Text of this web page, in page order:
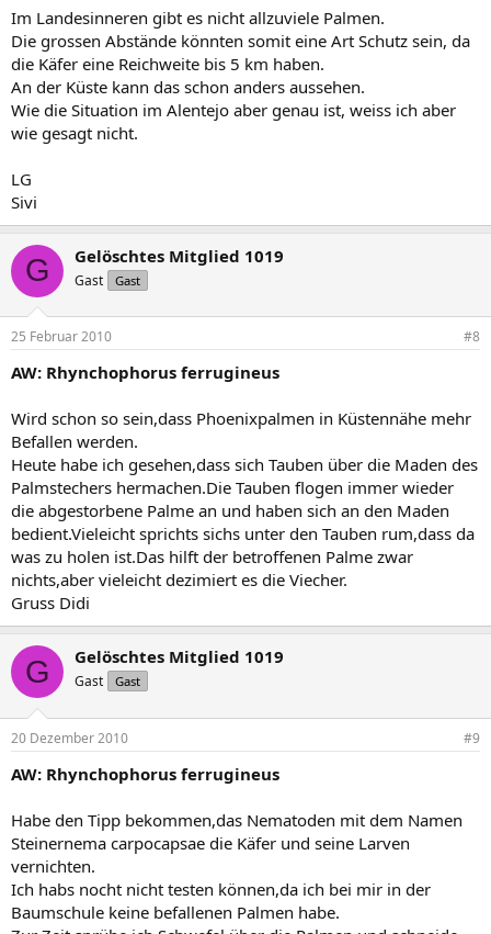
Im Landesinneren gibt es nicht allzuviele Palmen.
Die grossen Abstände könnten somit eine Art Schutz sein, da
die Käfer eine Reichweite bis 5 km haben.
An der Küste kann das schon anders aussehen.
Wie die Situation im Alentejo aber genau ist, weiss ich aber
wie gesagt nicht.
LG
Sivi
G Gelöschtes Mitglied 1019
Gast Gast
25 Februar 2010 #8
AW: Rhynchophorus ferrugineus
Wird schon so sein,dass Phoenixpalmen in Küstennähe mehr
Befallen werden.
Heute habe ich gesehen,dass sich Tauben über die Maden des
Palmstechers hermachen.Die Tauben flogen immer wieder
die abgestorbene Palme an und haben sich an den Maden
bedient.Vieleicht sprichts sichs unter den Tauben rum,dass da
was zu holen ist.Das hilft der betroffenen Palme zwar
nichts,aber vieleicht dezimiert es die Viecher.
Gruss Didi
G Gelöschtes Mitglied 1019
Gast Gast
20 Dezember 2010 #9
AW: Rhynchophorus ferrugineus
Habe den Tipp bekommen,das Nematoden mit dem Namen
Steinernema carpocapsae die Käfer und seine Larven
vernichten.
Ich habs nocht nicht testen können,da ich bei mir in der
Baumschule keine befallenen Palmen habe.